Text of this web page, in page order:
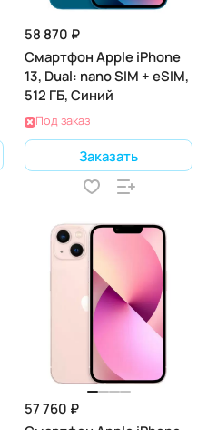
58 870 ₽
Смартфон Apple iPhone
13, Dual: nano SIM + eSIM,
512 ГБ, Синий
Под заказ
Заказать
57 760 ₽